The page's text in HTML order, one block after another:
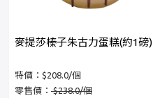
麥提莎榛子朱古力蛋糕(約1磅)
特價：$208.0/個
零售價： $238.0/個